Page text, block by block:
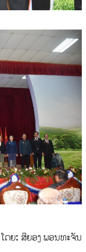
ໂດຍ: ສີຍອງ ພອນທະຈັນ